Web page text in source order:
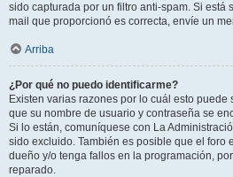
sido capturada por un filtro anti-spam. Si está
mail que proporcionó es correcta, envíe un
Arriba
¿Por qué no puedo identificarme?
Existen varias razones por lo cuál esto puede
que su nombre de usuario y contraseña se
Si lo están, comuníquese con La
sido excluido. También es posible que el foro
dueño y/o tenga fallos en la programación,
reparado.